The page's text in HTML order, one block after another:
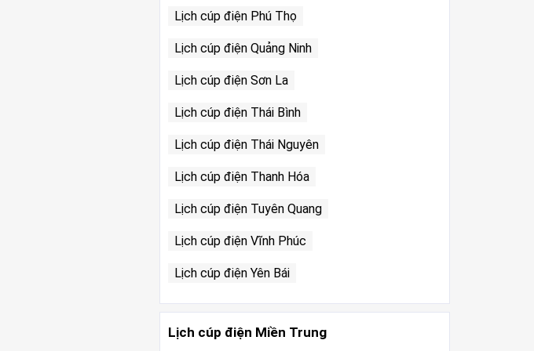
Lịch cúp điện Phú Thọ
Lịch cúp điện Quảng Ninh
Lịch cúp điện Sơn La
Lịch cúp điện Thái Bình
Lịch cúp điện Thái Nguyên
Lịch cúp điện Thanh Hóa
Lịch cúp điện Tuyên Quang
Lịch cúp điện Vĩnh Phúc
Lịch cúp điện Yên Bái
Lịch cúp điện Miền Trung